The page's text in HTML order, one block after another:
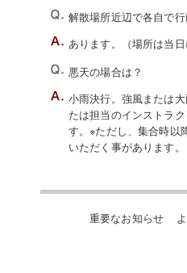
解散場所近辺で各自で
あります。（場所は当
悪天の場合は？
小雨決行。強風または
たは担当のインストラ
す。※ただし、集合時以
いただく事があります。
重要なお知らせ